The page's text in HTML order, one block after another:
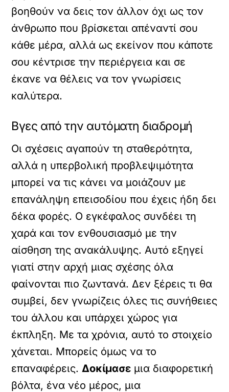
βοηθούν να δεις τον άλλον όχι ως τον
άνθρωπο που βρίσκεται απέναντί σου
κάθε μέρα, αλλά ως εκείνον που κάποτε
σου κέντρισε την περιέργεια και σε
έκανε να θέλεις να τον γνωρίσεις
καλύτερα.
Βγες από την αυτόματη διαδρομή
Οι σχέσεις αγαπούν τη σταθερότητα,
αλλά η υπερβολική προβλεψιμότητα
μπορεί να τις κάνει να μοιάζουν με
επανάληψη επεισοδίου που έχεις ήδη δει
δέκα φορές. Ο εγκέφαλος συνδέει τη
χαρά και τον ενθουσιασμό με την
αίσθηση της ανακάλυψης. Αυτό εξηγεί
γιατί στην αρχή μιας σχέσης όλα
φαίνονται πιο ζωντανά. Δεν ξέρεις τι θα
συμβεί, δεν γνωρίζεις όλες τις συνήθειες
του άλλου και υπάρχει χώρος για
έκπληξη. Με τα χρόνια, αυτό το στοιχείο
χάνεται. Μπορείς όμως να το
επαναφέρεις. Δοκίμασε μια διαφορετική
βόλτα, ένα νέο μέρος, μια